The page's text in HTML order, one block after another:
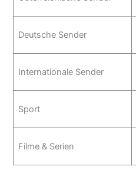
Deutsche Sender
Internationale Sender
Sport
Filme & Serien